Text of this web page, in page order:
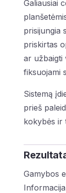
Galiausiai
prisijungia
priskirtas
ar užbaigti
fiksuojami
Sistemą
prieš
kokybės ir
Gamybos